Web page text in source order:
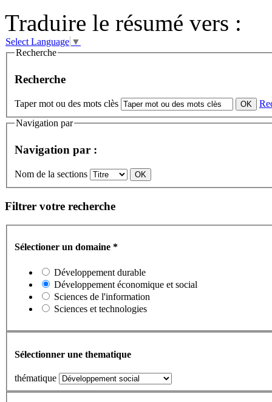
Traduire le résumé vers :
Select Language ▼
Recherche
Recherche
Taper mot ou des mots clès
Navigation par
Navigation par :
Nom de la sections
Filtrer votre recherche
Sélectioner un domaine *
Développement durable
Développement économique et social
Sciences de l'information
Sciences et technologies
Sélectionner une thematique
thématique